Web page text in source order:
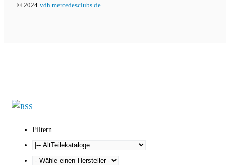
© 2024 vdh.mercedesclubs.de
Filtern